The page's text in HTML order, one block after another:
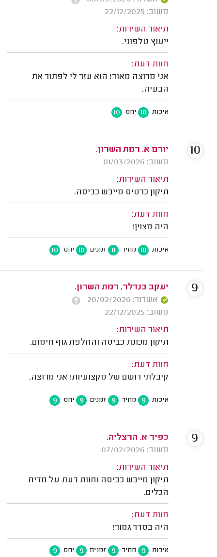
משוב: 22/12/2025
תיאור השירות:
ייעוץ טלפוני.
חוות דעת:
אני מרוצה מאוד! הוא עזר לי לפתור את
הבעיה.
איכות 10 יחס 10
יורם א. רמת השרון.
משוב: 01/03/2026
תיאור השירות:
תיקון כרטיס מייבש כביסה.
חוות דעת:
היה מצוין!
איכות 10 מחיר 8 זמנים 10 יחס 10
10
יעקב בנדלר, רמת השרון.
אשרור: 20/02/2026
משוב: 22/12/2025
תיאור השירות:
תיקון מכונת כביסה והחלפת גוף חימום.
חוות דעת:
קיבלתי רושם של מקצועיות! אני מרוצה.
איכות 9 מחיר 9 זמנים 9 יחס 9
9
כפיר א. הרצליה.
משוב: 07/02/2026
תיאור השירות:
תיקון מייבש כביסה וחוות דעת על מדיח
הכלים.
חוות דעת:
היה בסדר גמור!
איכות 9 מחיר 9 זמנים 9 יחס 9
9